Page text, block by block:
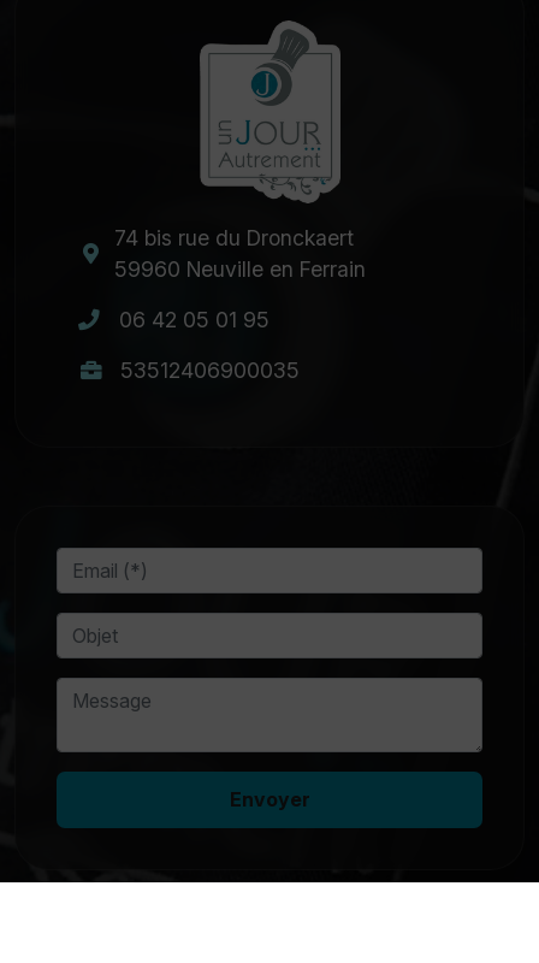
74 bis rue du Dronckaert
59960 Neuville en Ferrain
06 42 05 01 95
53512406900035
Envoyer